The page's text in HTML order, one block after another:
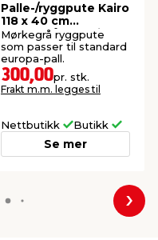
Palle-/ryggpute Kairo
118 x 40 cm
mørkegrå - Sunlife®
Mørkegrå ryggpute
som passer til standard
europa-pall.
300,00pr. stk.
Frakt m.m. legges til
Nettbutikk Butikk
Se mer